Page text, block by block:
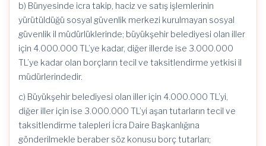
b) Bünyesinde icra takip, haciz ve satış işlemlerinin
yürütüldüğü sosyal güvenlik merkezi kurulmayan sosyal
güvenlik il müdürlüklerinde; büyükşehir belediyesi olan iller
için 4.000.000 TL’ye kadar, diğer illerde ise 3.000.000
TL’ye kadar olan borçların tecil ve taksitlendirme yetkisi il
müdürlerindedir.
c) Büyükşehir belediyesi olan iller için 4.000.000 TL’yi,
diğer iller için ise 3.000.000 TL’yi aşan tutarların tecil ve
taksitlendirme talepleri İcra Daire Başkanlığına
gönderilmekle beraber söz konusu borç tutarları;